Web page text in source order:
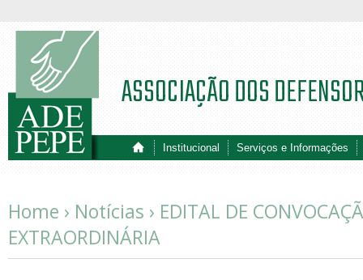
Institucional Serviços e Informações
ASSOCIAÇÃO DOS
Home › Notícias › EDITAL DE
EXTRAORDINÁRIA